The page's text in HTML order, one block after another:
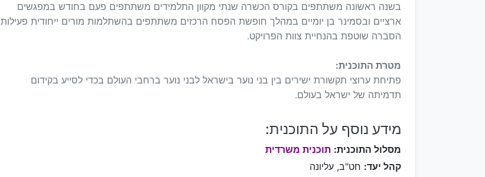
בשנה ראשונה משתתפים בקורס הכשרה שנתי מקוון התלמידים משתתפים פעם בחודש במפגשים
ארציים ובסמינר בן יומיים במהלך חופשת הפסח הרכזים משתתפים בהשתלמות מורים ייחודית פעילות
הסברה שוטפת בהנחיית צוות הפרויקט.
מטרת התוכנית:
פתיחת ערוצי תקשורת ישירים בין בני נוער בישראל לבני נוער ברחבי העולם בכדי לסייע בקידום
תדמיתה של ישראל בעולם.
מידע נוסף על התוכנית:
מסלול התוכנית: תוכנית משרדית
קהל יעד: חט"ב, עליונה